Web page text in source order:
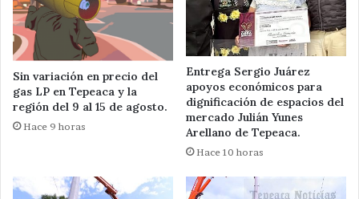
Sin variación en precio del
gas LP en Tepeaca y la
región del 9 al 15 de agosto.
Hace 9 horas
Entrega Sergio Juárez
apoyos económicos para
dignificación de espacios del
mercado Julián Yunes
Arellano de Tepeaca.
Hace 10 horas